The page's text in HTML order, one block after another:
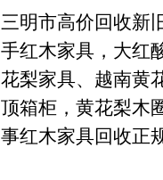
三明市高价回收新
手红木家具，大红
花梨家具、越南黄
顶箱柜，黄花梨木
事红木家具回收正